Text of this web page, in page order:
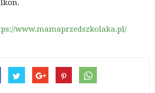
www.mamaprzedszkolaka.pl/